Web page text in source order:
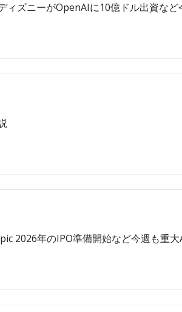
ズニーがOpenAIに10億ドル出資など
2026年のIPO準備開始など今週も重大